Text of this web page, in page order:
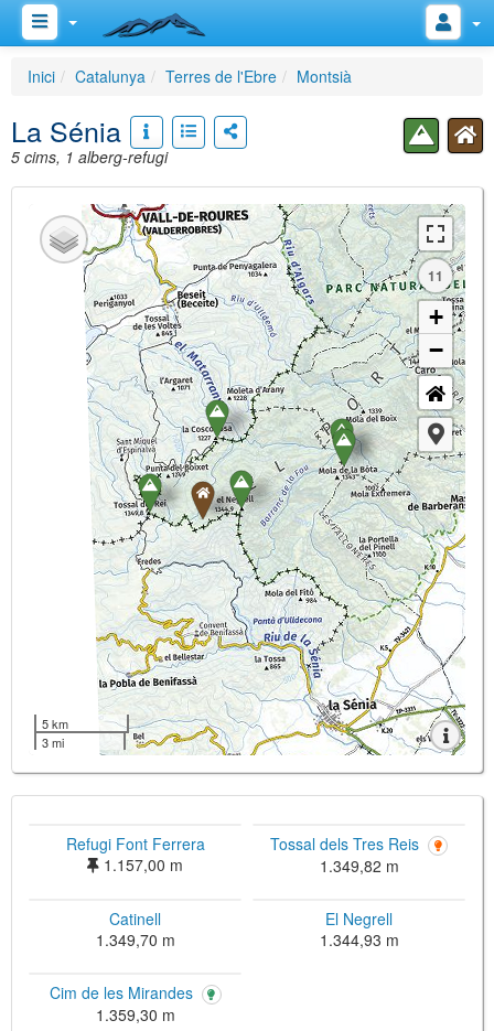
Inici Catalunya Terres de l'Ebre Montsià
La Sénia
5 cims, 1 alberg-refugi
11
+
−
5 km
3 mi
Refugi Font Ferrera
1.157,00 m
Tossal dels Tres Reis
1.349,82 m
Catinell
1.349,70 m
El Negrell
1.344,93 m
Cim de les Mirandes
1.359,30 m